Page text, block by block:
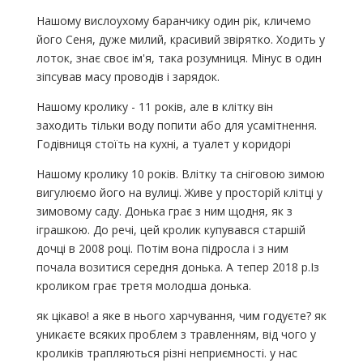
Нашому вислоухому баранчику один рік, кличемо
його Сеня, дуже милий, красивий звірятко. Ходить у
лоток, знає своє ім'я, така розумниця. Мінус в один
зіпсував масу проводів і зарядок.
Нашому кролику - 11 років, але в клітку він
заходить тільки воду попити або для усамітнення.
Годівниця стоїть на кухні, а туалет у коридорі
Нашому кролику 10 років. Влітку та сніговою зимою
вигулюємо його на вулиці. Живе у просторій клітці у
зимовому саду. Донька грає з ним щодня, як з
іграшкою. До речі, цей кролик купувався старшій
дочці в 2008 році. Потім вона підросла і з ним
почала возитися середня донька. А тепер 2018 р.Із
кроликом грає третя молодша донька.
як цікаво! а яке в нього харчування, чим годуєте? як
уникаєте всяких проблем з травленням, від чого у
кроликів трапляються різні неприємності. у нас